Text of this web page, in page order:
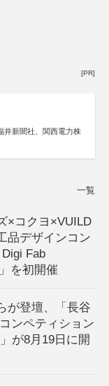
[PR]
井新聞社、関西電力株
一覧
×コクヨ×VUILD
品デザインコン
Fab
を初開催
が登壇、「長谷
ンペティション
が8月19日に開